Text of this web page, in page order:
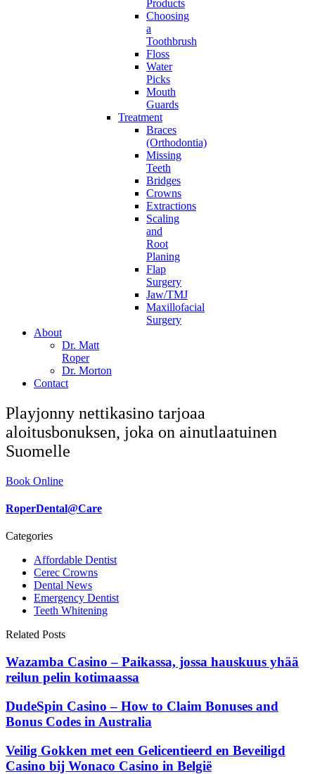
Products
Choosing
a
Toothbrush
Floss
Water
Picks
Mouth
Guards
Treatment
Braces
(Orthodontia)
Missing
Teeth
Bridges
Crowns
Extractions
Scaling
and
Root
Planing
Flap
Surgery
Jaw/TMJ
Maxillofacial
Surgery
About
Dr. Matt
Roper
Dr. Morton
Contact
Playjonny nettikasino tarjoaa
aloitusbonuksen, joka on ainutlaatuinen
Suomelle
Book Online
RoperDental@Care
Categories
Affordable Dentist
Cerec Crowns
Dental News
Emergency Dentist
Teeth Whitening
Related Posts
Wazamba Casino – Paikassa, jossa hauskuus yhää
reilun pelin kotimaassa
DudeSpin Casino – How to Claim Bonuses and
Bonus Codes in Australia
Veilig Gokken met een Gelicentieerd en Beveiligd
Casino bij Wonaco Casino in België